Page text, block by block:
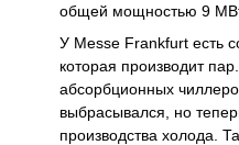
общей мощностью 9
У Messe Frankfurt есть
которая производит
абсорбционных
выбрасывался, но
производства холода.